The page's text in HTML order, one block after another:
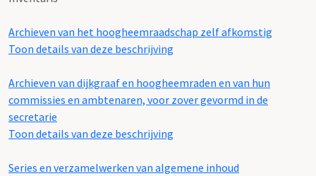
Archieven van het hoogheemraadschap zelf afkomstig
Toon details van deze beschrijving
Archieven van dijkgraaf en hoogheemraden en van hun
commissies en ambtenaren, voor zover gevormd in de
secretarie
Toon details van deze beschrijving
Series en verzamelwerken van algemene inhoud